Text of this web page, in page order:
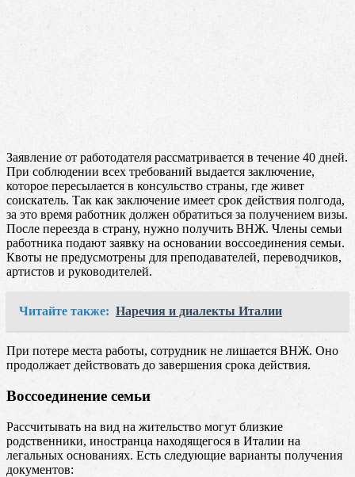
Заявление от работодателя рассматривается в течение 40 дней.
При соблюдении всех требований выдается заключение,
которое пересылается в консульство страны, где живет
соискатель. Так как заключение имеет срок действия полгода,
за это время работник должен обратиться за получением визы.
После переезда в страну, нужно получить ВНЖ. Члены семьи
работника подают заявку на основании воссоединения семьи.
Квоты не предусмотрены для преподавателей, переводчиков,
артистов и руководителей.
Читайте также: Наречия и диалекты Италии
При потере места работы, сотрудник не лишается ВНЖ. Оно
продолжает действовать до завершения срока действия.
Воссоединение семьи
Рассчитывать на вид на жительство могут близкие
родственники, иностранца находящегося в Италии на
легальных основаниях. Есть следующие варианты получения
документов: